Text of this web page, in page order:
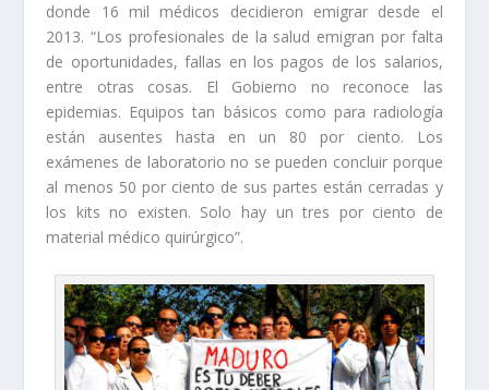
donde 16 mil médicos decidieron emigrar desde el
2013. “Los profesionales de la salud emigran por falta
de oportunidades, fallas en los pagos de los salarios,
entre otras cosas. El Gobierno no reconoce las
epidemias. Equipos tan básicos como para radiología
están ausentes hasta en un 80 por ciento. Los
exámenes de laboratorio no se pueden concluir porque
al menos 50 por ciento de sus partes están cerradas y
los kits no existen. Solo hay un tres por ciento de
material médico quirúrgico”.